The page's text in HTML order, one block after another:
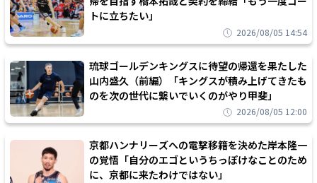
トに立ちたい」
2026/08/05 14:54
琉球ゴールデンキングスに待望の帰還を果たした
山内盛久（前編）「キングスが積み上げてきたも
のを次の世代に繋いでいくのがやり甲斐」
2026/08/05 12:00
京都ハンナリーズへの電撃移籍を決めた岸本隆一
の覚悟「自分のエゴというちっぽけなことのため
に、京都に来たわけではない」